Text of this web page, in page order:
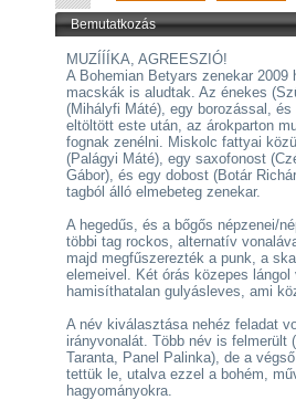
Bemutatkozás
MUZÍÍÍKA, AGREESZIÓ!
A Bohemian Betyars zenekar
macskák is aludtak. Az énekes
(Mihályfi Máté), egy borozással,
eltöltött este után, az árokparton
fognak zenélni. Miskolc fattyai
(Palágyi Máté), egy saxofonost
Gábor), és egy dobost (Botár
tagból álló elmebeteg zenekar.
A hegedűs, és a bőgős népzenei/
többi tag rockos, alternatív
majd megfűszerezték a punk, a
elemeivel. Két órás közepes
hamisíthatalan gulyásleves, ami
A név kiválasztása nehéz feladat
irányvonalát. Több név is felmerült
Taranta, Panel Palinka), de a
tettük le, utalva ezzel a bohém,
hagyományokra.